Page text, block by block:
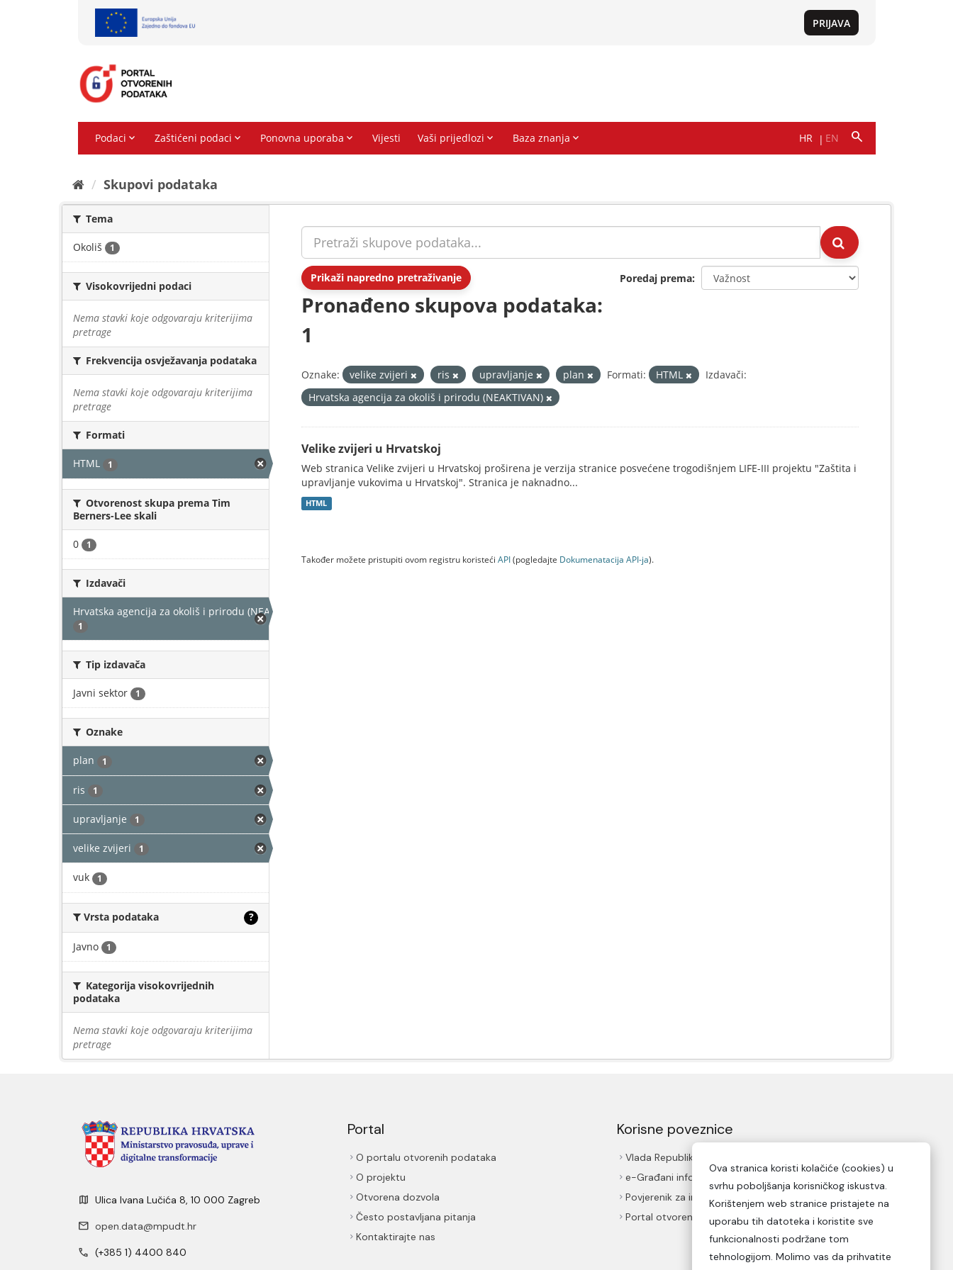
Skupovi podаtаkа
Tema
Okoliš 1
Visokovrijedni podaci
Nema stavki koje odgovaraju kriterijima
pretrage
Frekvencija osvježavanja podataka
Nema stavki koje odgovaraju kriterijima
pretrage
Formati
HTML 1
Otvorenost skupa prema Tim
Berners-Lee skali
0 1
Izdavači
Hrvatska agencija za okoliš i prirodu (NEAKTIVAN)
1
Tip izdavača
Javni sektor 1
Oznake
plan 1
ris 1
upravljanje 1
velike zvijeri 1
vuk 1
Vrsta podataka ?
Javno 1
Kategorija visokovrijednih
podataka
Nema stavki koje odgovaraju kriterijima
pretrage
Prikaži napredno pretraživanje Poredaj prema
Pronađeno skupova podataka:
1
Oznake: velike zvijeri ris upravljanje plan Formati: HTML
Izdavači:
Hrvatska agencija za okoliš i prirodu (NEAKTIVAN)
Velike zvijeri u Hrvatskoj
Web stranica Velike zvijeri u Hrvatskoj proširena je verzija stranice posvećene trogodišnjem LIFE-III projektu "Zaštita i
upravljanje vukovima u Hrvatskoj". Stranica je naknadno...
HTML
Također možete pristupiti ovom registru koristeći API(pogledajte Dokumenаtаcijа API-jа).